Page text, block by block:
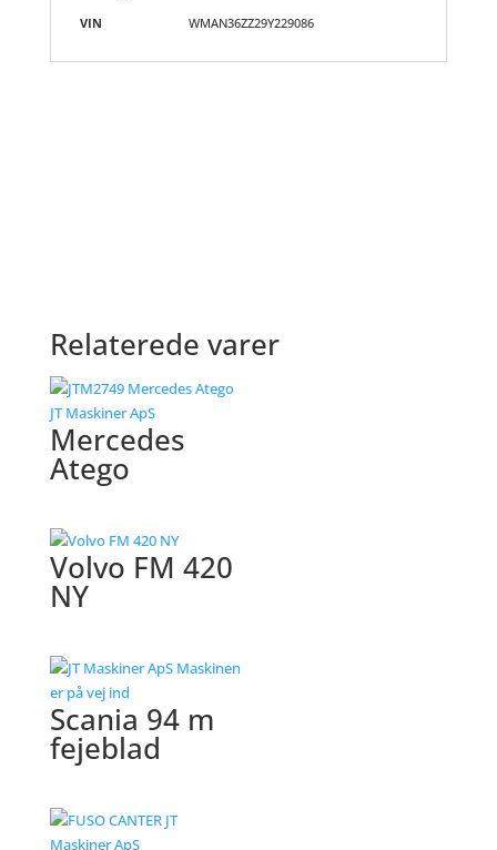
VIN
WMAN36ZZ29Y229086
Relaterede varer
Mercedes
Atego
Volvo FM 420
NY
Scania 94 m
fejeblad